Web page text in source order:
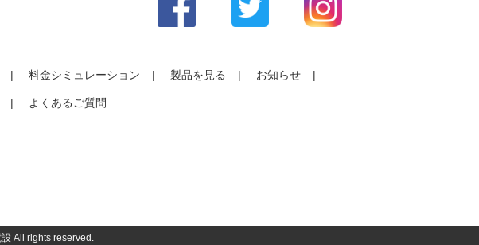
料金シミュレーション 製品を見る お知らせ
よくあるご質問
All rights reserved.